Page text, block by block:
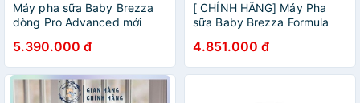
Máy pha sữa Baby Brezza
dòng Pro Advanced mới
5.390.000 đ
[ CHÍNH HÃNG] Máy Pha
sữa Baby Brezza Formula
4.851.000 đ